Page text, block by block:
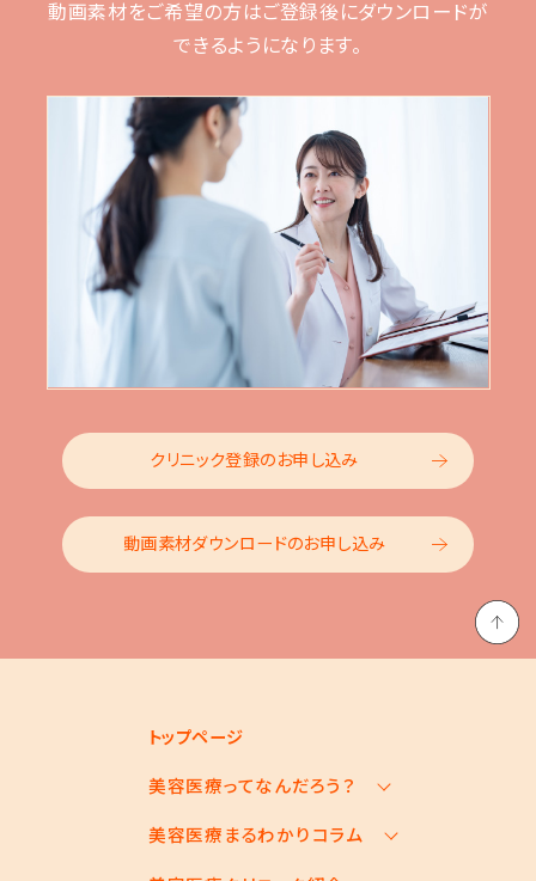
動画素材をご希望の方はご登録後にダウンロードが
できるようになります。
クリニック登録のお申し込み
動画素材ダウンロードのお申し込み
トップページ
美容医療ってなんだろう？
美容医療の基本情報
美容医療のスケジュール
美容医療まるわかりコラム